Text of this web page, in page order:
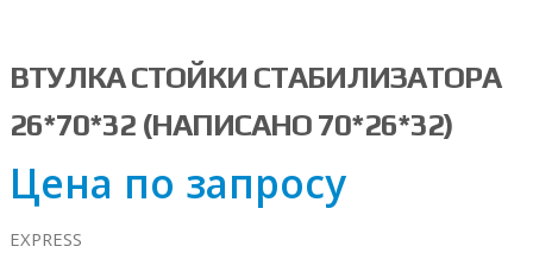
ВТУЛКА СТОЙКИ СТАБИЛИЗАТОРА
26*70*32 (НАПИСАНО 70*26*32)
Цена по запросу
EXPRESS